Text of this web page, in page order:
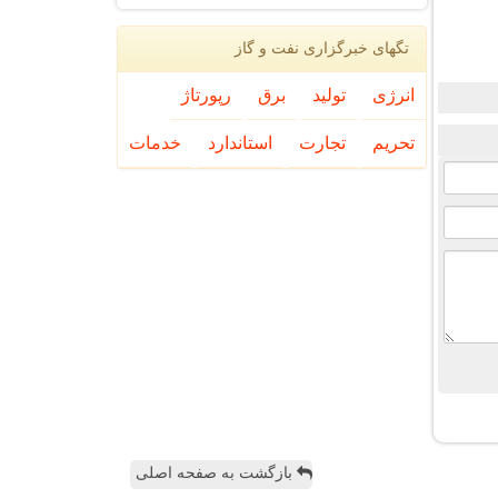
تگهای خبرگزاری نفت و گاز
انرژی تولید برق رپورتاژ
تحریم تجارت استاندارد خدمات
بازگشت به صفحه اصلی